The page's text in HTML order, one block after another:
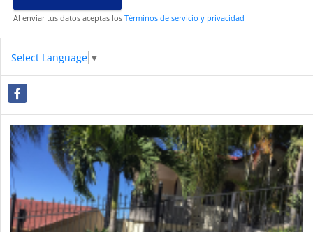
Al enviar tus datos aceptas los Términos de servicio y privacidad
Select Language ▼
Facebook